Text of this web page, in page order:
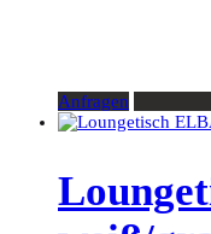
Anfragen